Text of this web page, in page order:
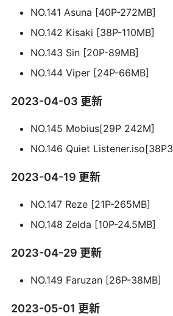
NO.141 Asuna [40P-272MB]
NO.142 Kisaki [38P-110MB]
NO.143 Sin [20P-89MB]
NO.144 Viper [24P-66MB]
2023-04-03 更新
NO.145 Mobius[29P 242M]
NO.146 Quiet
2023-04-19 更新
NO.147 Reze [21P-265MB]
NO.148 Zelda [10P-24.5MB]
2023-04-29 更新
NO.149 Faruzan [26P-38MB]
2023-05-01 更新